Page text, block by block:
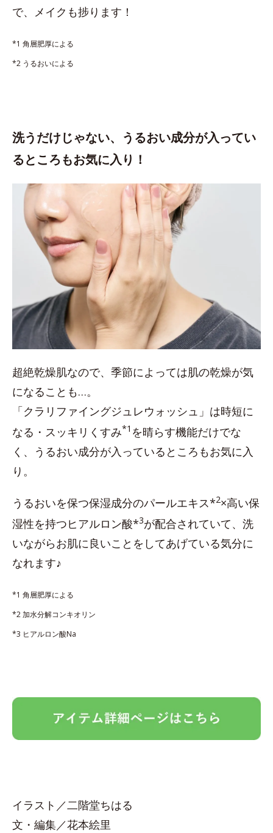
で、メイクも捗ります！
*1 角層肥厚による
*2 うるおいによる
洗うだけじゃない、うるおい成分が入ってい
るところもお気に入り！
超絶乾燥肌なので、季節によっては肌の乾燥が気
になることも…。
「クラリファイングジュレウォッシュ」は時短に
なる・スッキリくすみ*1 を晴らす機能だけでな
く、うるおい成分が入っているところもお気に入
り。
うるおいを保つ保湿成分のパールエキス*2×高い保
湿性を持つヒアルロン酸*3が配合されていて、洗
いながらお肌に良いことをしてあげている気分に
なれます♪
*1 角層肥厚による
*2 加水分解コンキオリン
*3 ヒアルロン酸Na
イラスト／二階堂ちはる
文・編集／花本絵里